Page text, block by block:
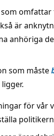
omfattar
är
anhöriga
som måste
för vår